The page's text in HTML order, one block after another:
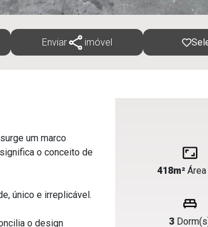
Enviar imóvel
um marco
o conceito de
único e irreplicável.
o design
418m²
3